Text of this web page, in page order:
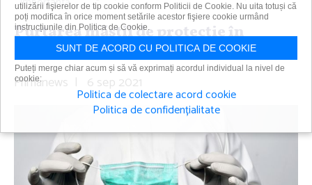
Purtarea măştii de protecţie în
interior este extrem de importantă
Primanews | 6 sep 2021
utilizării fişierelor de tip cookie conform Politicii de Cookie. Nu uita totuși că
poți modifica în orice moment setările acestor fişiere cookie urmând
instrucțiunile din Politica de Cookie.
SUNT DE ACORD CU POLITICA DE COOKIE
Puteți merge chiar acum și să vă exprimați acordul individual la nivel de
cookie:
Politica de colectare acord cookie
Politica de confidențialitate